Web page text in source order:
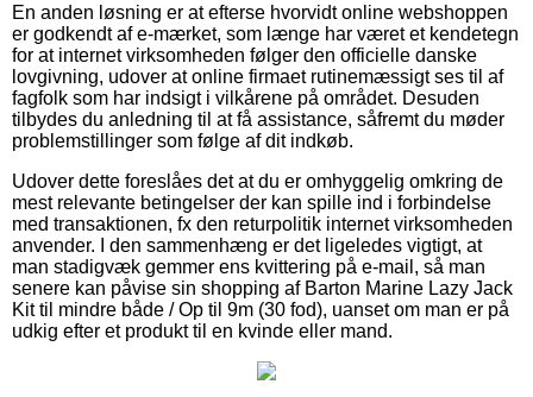
En anden løsning er at efterse hvorvidt online webshoppen
er godkendt af e-mærket, som længe har været et kendetegn
for at internet virksomheden følger den officielle danske
lovgivning, udover at online firmaet rutinemæssigt ses til af
fagfolk som har indsigt i vilkårene på området. Desuden
tilbydes du anledning til at få assistance, såfremt du møder
problemstillinger som følge af dit indkøb.
Udover dette foreslåes det at du er omhyggelig omkring de
mest relevante betingelser der kan spille ind i forbindelse
med transaktionen, fx den returpolitik internet virksomheden
anvender. I den sammenhæng er det ligeledes vigtigt, at
man stadigvæk gemmer ens kvittering på e-mail, så man
senere kan påvise sin shopping af Barton Marine Lazy Jack
Kit til mindre både / Op til 9m (30 fod), uanset om man er på
udkig efter et produkt til en kvinde eller mand.